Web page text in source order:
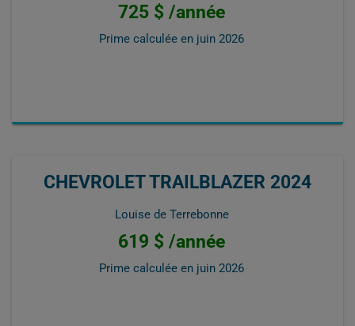
725 $ /année
Prime calculée en juin 2026
CHEVROLET TRAILBLAZER 2024
Louise de Terrebonne
619 $ /année
Prime calculée en juin 2026